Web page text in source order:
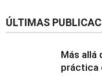
ÚLTIMAS
Más allá
práctica